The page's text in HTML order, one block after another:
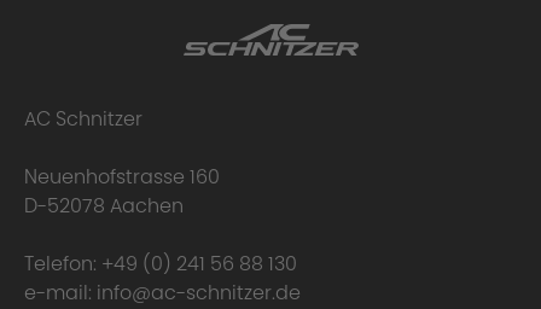
AC Schnitzer
Neuenhofstrasse 160
D-52078 Aachen
Telefon: +49 (0) 241 56 88 130
e-mail: info@ac-schnitzer.de